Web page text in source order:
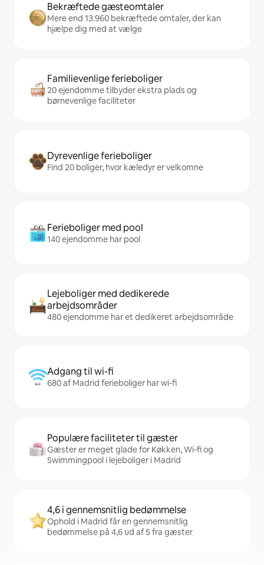
Bekræftede gæsteomtaler
Mere end 13.960 bekræftede omtaler, der kan
hjælpe dig med at vælge
Familievenlige ferieboliger
20 ejendomme tilbyder ekstra plads og
børnevenlige faciliteter
Dyrevenlige ferieboliger
Find 20 boliger, hvor kæledyr er velkomne
Ferieboliger med pool
140 ejendomme har pool
Lejeboliger med dedikerede
arbejdsområder
480 ejendomme har et dedikeret arbejdsområde
Adgang til wi-fi
680 af Madrid ferieboliger har wi-fi
Populære faciliteter til gæster
Gæster er meget glade for Køkken, Wi-fi og
Swimmingpool i lejeboliger i Madrid
4,6 i gennemsnitlig bedømmelse
Ophold i Madrid får en gennemsnitlig
bedømmelse på 4,6 ud af 5 fra gæster